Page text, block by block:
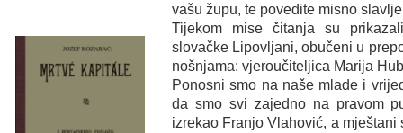
vašu župu, te povedite misno
Tijekom mise čitanja su
slovačke Lipovljani, obučeni u
nošnjama: vjeroučiteljica Marija
Ponosni smo na naše mlade i
da smo svi zajedno na pravom
izrekao Franjo Vlahović, a